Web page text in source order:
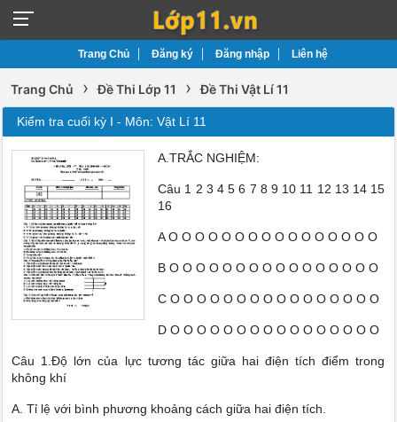
Trang Chủ Đăng ký Đăng nhập Liên hệ
Trang Chủ › Đề Thi Lớp 11 › Đề Thi Vật Lí 11
Kiểm tra cuối kỳ I - Môn: Vật Lí 11
A.TRẮC NGHIỆM:
Câu 1 2 3 4 5 6 7 8 9 10 11 12 13 14 15
16
A O O O O O O O O O O O O O O O O
B O O O O O O O O O O O O O O O O
C O O O O O O O O O O O O O O O O
D O O O O O O O O O O O O O O O O
Câu 1.Độ lớn của lực tương tác giữa hai điện tích điểm trong
không khí
A. Tỉ lệ với bình phương khoảng cách giữa hai điện tích.